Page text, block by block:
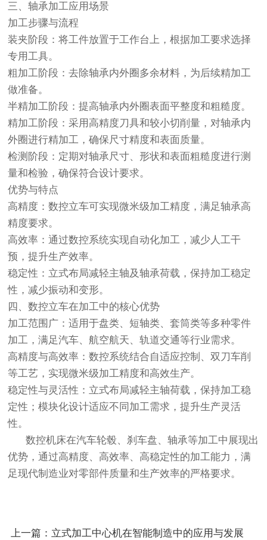
三、轴承加工应用场景
加工步骤与流程
装夹阶段：将工件放置于工作台上，根据加工要求选择
专用工具。
粗加工阶段：去除轴承内外圈多余材料，为后续精加工
做准备。
半精加工阶段：提高轴承内外圈表面平整度和粗糙度。
精加工阶段：采用高精度刀具和较小切削量，对轴承内
外圈进行精加工，确保尺寸精度和表面质量。
检测阶段：定期对轴承尺寸、形状和表面粗糙度进行测
量和检验，确保符合设计要求。
优势与特点
高精度：数控立车可实现微米级加工精度，满足轴承高
精度要求。
高效率：通过数控系统实现自动化加工，减少人工干
预，提升生产效率。
稳定性：立式布局减轻主轴及轴承荷载，保持加工稳定
性，减少振动和变形。
四、数控立车在加工中的核心优势
加工范围广：适用于盘类、短轴类、套筒类等多种零件
加工，满足汽车、航空航天、轨道交通等行业需求。
高精度与高效率：数控系统结合自适应控制、双刀车削
等工艺，实现微米级加工精度和高效生产。
稳定性与灵活性：立式布局减轻主轴荷载，保持加工稳
定性；模块化设计适应不同加工需求，提升生产灵活
性。
数控机床在汽车轮毂、刹车盘、轴承等加工中展现出
优势，通过高精度、高效率、高稳定性的加工能力，满
足现代制造业对零部件质量和生产效率的严格要求。
上一篇：立式加工中心机在智能制造中的应用与发展